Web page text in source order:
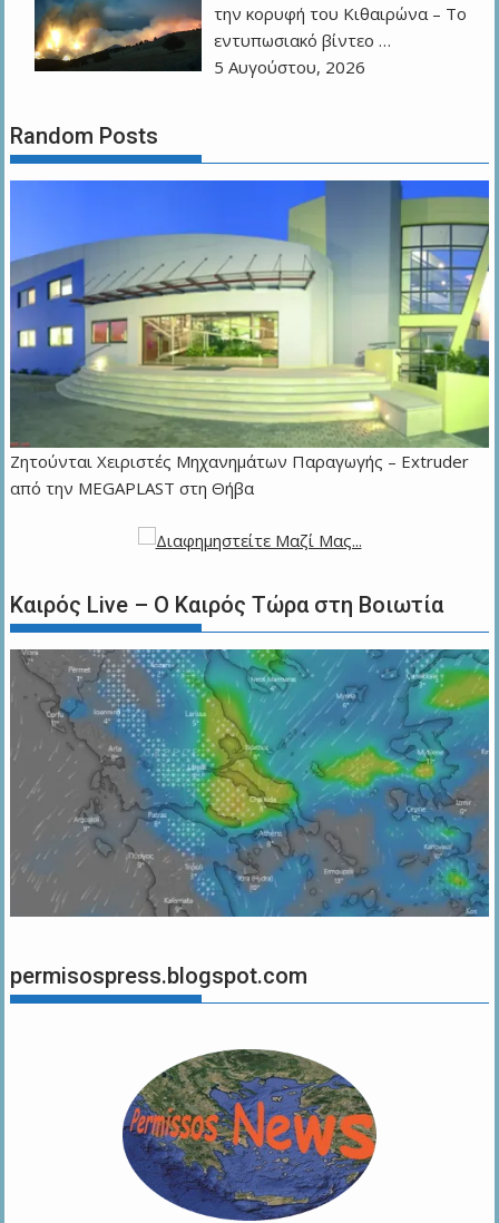
την κορυφή του Κιθαιρώνα – Το
εντυπωσιακό βίντεο …
5 Αυγούστου, 2026
Random Posts
Zητούνται Χειριστές Μηχανημάτων Παραγωγής – Extruder
από την MEGAPLAST στη Θήβα
Καιρός Live – Ο Καιρός Τώρα στη Βοιωτία
permisospress.blogspot.com